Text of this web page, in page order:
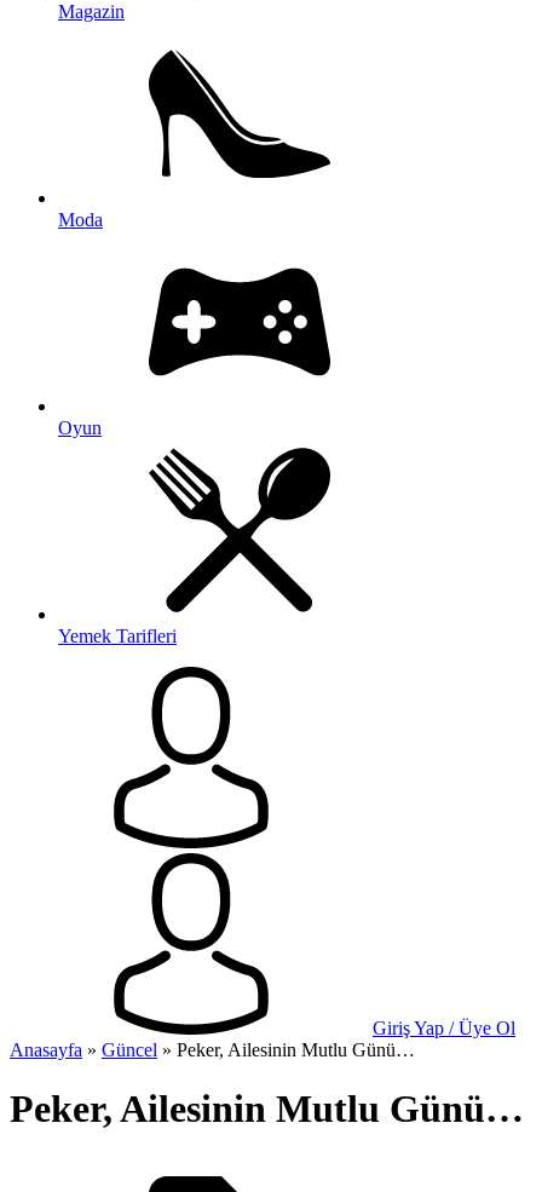
Magazin
Moda
Oyun
Yemek Tarifleri
Giriş Yap / Üye Ol
Anasayfa » Güncel » Peker, Ailesinin Mutlu Günü…
Peker, Ailesinin Mutlu Günü…